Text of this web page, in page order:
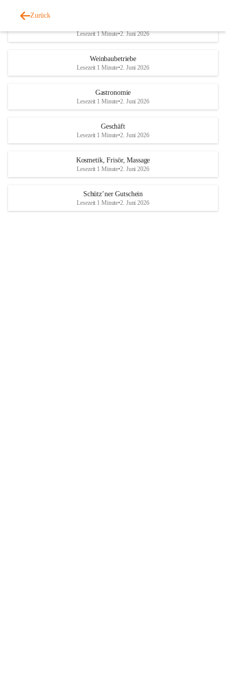
Zurück
Lesezeit 1 Minute•2. Juni 2026
Weinbaubetriebe
Lesezeit 1 Minute•2. Juni 2026
Gastronomie
Lesezeit 1 Minute•2. Juni 2026
Geschäft
Lesezeit 1 Minute•2. Juni 2026
Kosmetik, Frisör, Massage
Lesezeit 1 Minute•2. Juni 2026
Schütz’ner Gutschein
Lesezeit 1 Minute•2. Juni 2026